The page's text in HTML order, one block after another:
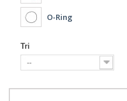
O-Ring
Tri
--